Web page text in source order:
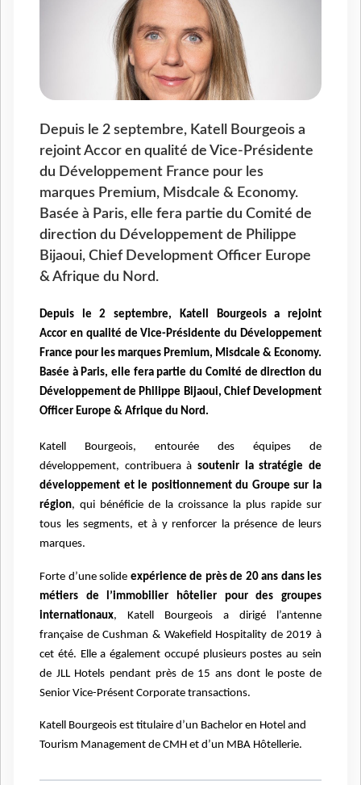
Depuis le 2 septembre, Katell Bourgeois a
rejoint Accor en qualité de Vice-Présidente
du Développement France pour les
marques Premium, Misdcale & Economy.
Basée à Paris, elle fera partie du Comité de
direction du Développement de Philippe
Bijaoui, Chief Development Officer Europe
& Afrique du Nord.
Depuis le 2 septembre, Katell Bourgeois a rejoint
Accor en qualité de Vice-Présidente du Développement
France pour les marques Premium, Misdcale & Economy.
Basée à Paris, elle fera partie du Comité de direction du
Développement de Philippe Bijaoui, Chief Development
Officer Europe & Afrique du Nord.
Katell Bourgeois, entourée des équipes de
développement, contribuera à soutenir la stratégie de
développement et le positionnement du Groupe sur la
région, qui bénéficie de la croissance la plus rapide sur
tous les segments, et à y renforcer la présence de leurs
marques.
Forte d’une solide expérience de près de 20 ans dans les
métiers de l’immobilier hôtelier pour des groupes
internationaux, Katell Bourgeois a dirigé l’antenne
française de Cushman & Wakefield Hospitality de 2019 à
cet été. Elle a également occupé plusieurs postes au sein
de JLL Hotels pendant près de 15 ans dont le poste de
Senior Vice-Présent Corporate transactions.
Katell Bourgeois est titulaire d’un Bachelor en Hotel and
Tourism Management de CMH et d’un MBA Hôtellerie.